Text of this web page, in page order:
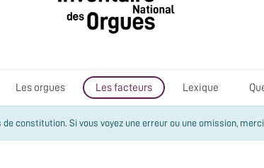
Les orgues Les facteurs Lexique
constitution. Si vous voyez une erreur ou une omission,